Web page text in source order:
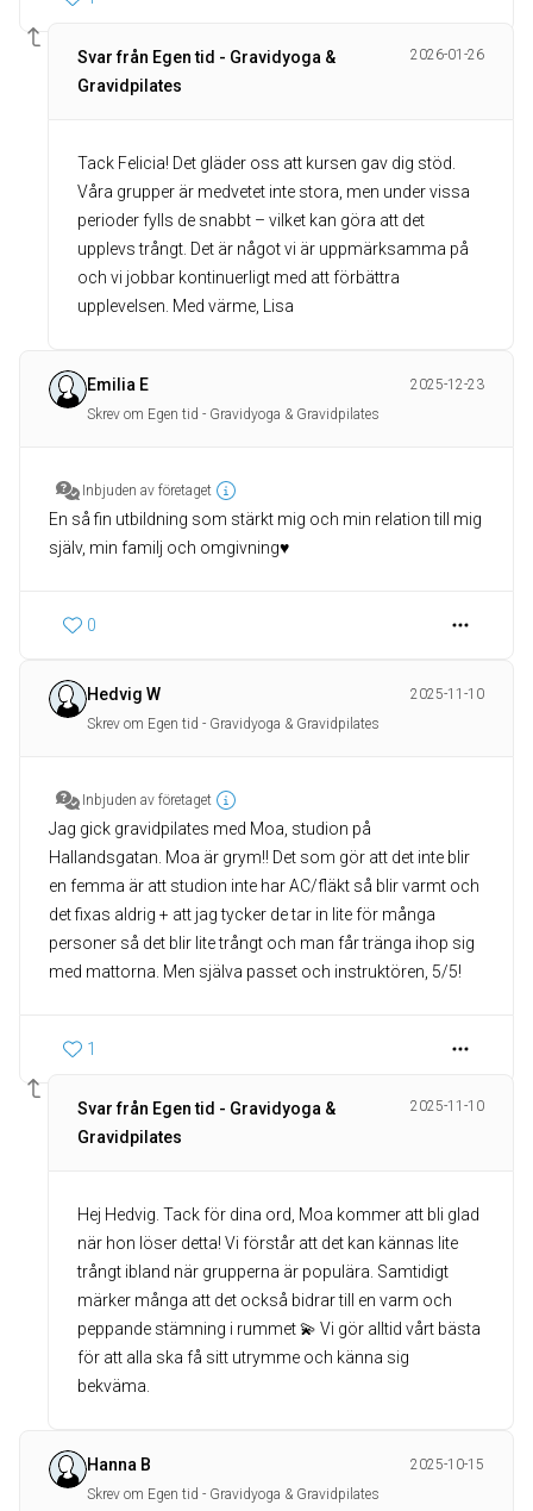
Svar från Egen tid - Gravidyoga &
Gravidpilates
2026-01-26
Tack Felicia! Det gläder oss att kursen gav dig stöd.
Våra grupper är medvetet inte stora, men under vissa
perioder fylls de snabbt – vilket kan göra att det
upplevs trångt. Det är något vi är uppmärksamma på
och vi jobbar kontinuerligt med att förbättra
upplevelsen. Med värme, Lisa
Emilia E
2025-12-23
Skrev om Egen tid - Gravidyoga & Gravidpilates
Inbjuden av företaget
En så fin utbildning som stärkt mig och min relation till mig
själv, min familj och omgivning♥️
0
Hedvig W
2025-11-10
Skrev om Egen tid - Gravidyoga & Gravidpilates
Inbjuden av företaget
Jag gick gravidpilates med Moa, studion på
Hallandsgatan. Moa är grym!! Det som gör att det inte blir
en femma är att studion inte har AC/fläkt så blir varmt och
det fixas aldrig + att jag tycker de tar in lite för många
personer så det blir lite trångt och man får tränga ihop sig
med mattorna. Men själva passet och instruktören, 5/5!
1
Svar från Egen tid - Gravidyoga &
Gravidpilates
2025-11-10
Hej Hedvig. Tack för dina ord, Moa kommer att bli glad
när hon löser detta! Vi förstår att det kan kännas lite
trångt ibland när grupperna är populära. Samtidigt
märker många att det också bidrar till en varm och
peppande stämning i rummet 💫 Vi gör alltid vårt bästa
för att alla ska få sitt utrymme och känna sig
bekväma.
Hanna B
2025-10-15
Skrev om Egen tid - Gravidyoga & Gravidpilates